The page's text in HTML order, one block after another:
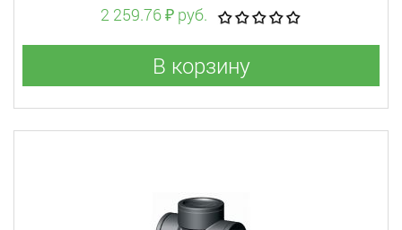
2 259.76 ₽ руб.
В корзину